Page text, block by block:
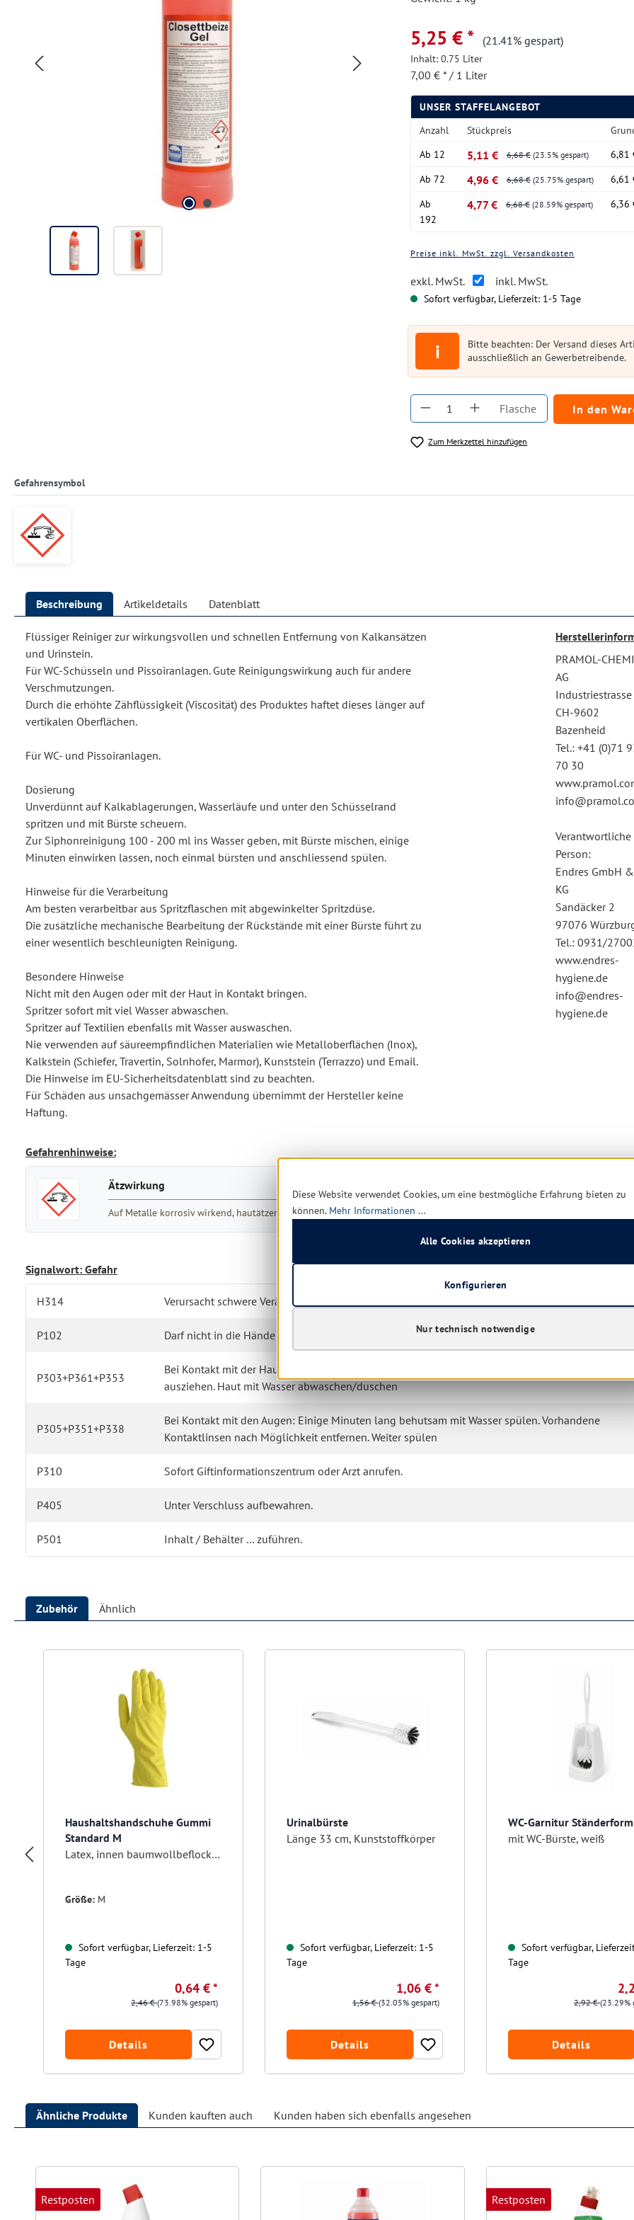
5,25 € * (21.41% gespart)
Inhalt: 0.75 Liter
7,00 € * / 1 Liter
UNSER STAFFELANGEBOT
Anzahl
Stückpreis
Ab 12 5,11 € 6,68 € (23.5% gespart)
6,81
Ab 72 4,96 € 6,68 € (25.75% gespart)
6,61
Ab
192
4,77 € 6,68 € (28.59% gespart) 6,36
Preise inkl. MwSt. zzgl. Versandkosten
exkl. MwSt. inkl. MwSt.
Sofort verfügbar, Lieferzeit: 1-5 Tage
i
Bitte beachten: Der Versand dieses
ausschließlich an Gewerbetreibende.
Produkt Anzahl: Gib den
Flasche In den
Zum Merkzettel hinzufügen
Gefahrensymbol
Beschreibung Artikeldetails Datenblatt
Flüssiger Reiniger zur wirkungsvollen und schnellen Entfernung von Kalkansätzen
und Urinstein.
Für WC-Schüsseln und Pissoiranlagen. Gute Reinigungswirkung auch für andere
Verschmutzungen.
Durch die erhöhte Zähflüssigkeit (Viscosität) des Produktes haftet dieses länger auf
vertikalen Oberflächen.
Für WC- und Pissoiranlagen.
Dosierung
Unverdünnt auf Kalkablagerungen, Wasserläufe und unter den Schüsselrand
spritzen und mit Bürste scheuern.
Zur Siphonreinigung 100 - 200 ml ins Wasser geben, mit Bürste mischen, einige
Minuten einwirken lassen, noch einmal bürsten und anschliessend spülen.
Hinweise für die Verarbeitung
Am besten verarbeitbar aus Spritzflaschen mit abgewinkelter Spritzdüse.
Die zusätzliche mechanische Bearbeitung der Rückstände mit einer Bürste führt zu
einer wesentlich beschleunigten Reinigung.
Besondere Hinweise
Nicht mit den Augen oder mit der Haut in Kontakt bringen.
Spritzer sofort mit viel Wasser abwaschen.
Spritzer auf Textilien ebenfalls mit Wasser auswaschen.
Nie verwenden auf säureempfindlichen Materialien wie Metalloberflächen (Inox),
Kalkstein (Schiefer, Travertin, Solnhofer, Marmor), Kunststein (Terrazzo) und Email.
Die Hinweise im EU-Sicherheitsdatenblatt sind zu beachten.
Für Schäden aus unsachgemässer Anwendung übernimmt der Hersteller keine
Haftung.
PRAMOL-
AG
Industriestrasse
CH-9602
Bazenheid
Tel.: +41 (0)71
70 30
Verantwortliche
Person:
Endres GmbH
KG
Sandäcker 2
97076
Tel.: 0931/
www.endres-
hygiene.de
info@endres-
hygiene.de
Gefahrenhinweise:
Ätzwirkung
Auf Metalle korrosiv wirkend, hautätzend, schwere Augenschädigung
Signalwort: Gefahr
H314 Verursacht schwere Verätzungen der Haut und schwere Augenschäden.
P102 Darf nicht in die Hände von Kindern gelangen.
P303+P361+P353
Bei Kontakt mit der Haut (oder dem Haar): Alle beschmutzten, getränkten Kleidungsstücke sofort
ausziehen. Haut mit Wasser abwaschen/duschen
P305+P351+P338
Bei Kontakt mit den Augen: Einige Minuten lang behutsam mit Wasser spülen. Vorhandene
Kontaktlinsen nach Möglichkeit entfernen. Weiter spülen
P310 Sofort Giftinformationszentrum oder Arzt anrufen.
P405 Unter Verschluss aufbewahren.
P501 Inhalt / Behälter … zuführen.
Zubehör Ähnlich
Haushaltshandschuhe Gummi
Standard M
Latex, innen baumwollbeflockt, gelb
Größe: M
Sofort verfügbar, Lieferzeit: 1-5
Tage
0,64 € *
2,46 €(73.98% gespart)
Details
Urinalbürste
Länge 33 cm, Kunststoffkörper
Sofort verfügbar, Lieferzeit: 1-5
Tage
1,06 € *
1,56 €(32.05% gespart)
Details
WC-Garnitur Ständerform
mit WC-Bürste, weiß
Sofort verfügbar,
Tage
2,92 €(23.29%
Details
Ähnliche Produkte Kunden kauften auch Kunden haben sich ebenfalls angesehen
Restposten Restposten
Diese Website verwendet Cookies, um eine bestmögliche Erfahrung bieten zu
können. Mehr Informationen ...
Nur technisch notwendige
Konfigurieren
Alle Cookies akzeptieren